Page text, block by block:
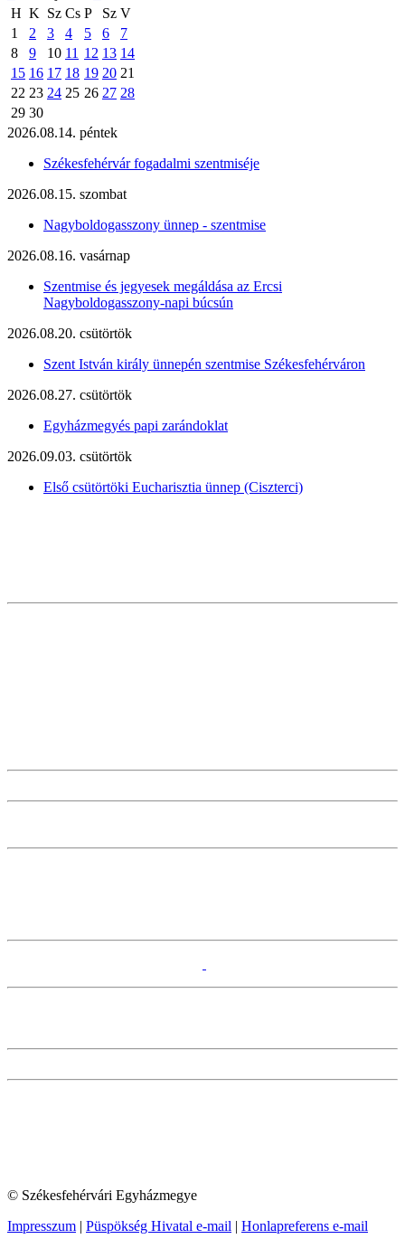
H K Sz Cs P Sz V
1
2 3 4 5 6
7
8
9 10 11 12 13 14
15 16 17 18 19 20 21
22 23 24 25 26 27 28
29 30
2026.08.14. péntek
Székesfehérvár fogadalmi szentmiséje
2026.08.15. szombat
Nagyboldogasszony ünnep - szentmise
2026.08.16. vasárnap
Szentmise és jegyesek megáldása az Ercsi
Nagyboldogasszony-napi búcsún
2026.08.20. csütörtök
Szent István király ünnepén szentmise Székesfehérváron
2026.08.27. csütörtök
Egyházmegyés papi zarándoklat
2026.09.03. csütörtök
Első csütörtöki Eucharisztia ünnep (Ciszterci)
© Székesfehérvári Egyházmegye
Impresszum | Püspökség Hivatal e-mail | Honlapreferens e-mail